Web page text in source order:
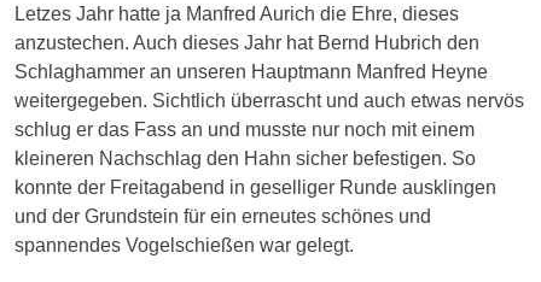
Letzes Jahr hatte ja Manfred Aurich die Ehre, dieses
anzustechen. Auch dieses Jahr hat Bernd Hubrich den
Schlaghammer an unseren Hauptmann Manfred Heyne
weitergegeben. Sichtlich überrascht und auch etwas nervös
schlug er das Fass an und musste nur noch mit einem
kleineren Nachschlag den Hahn sicher befestigen. So
konnte der Freitagabend in geselliger Runde ausklingen
und der Grundstein für ein erneutes schönes und
spannendes Vogelschießen war gelegt.